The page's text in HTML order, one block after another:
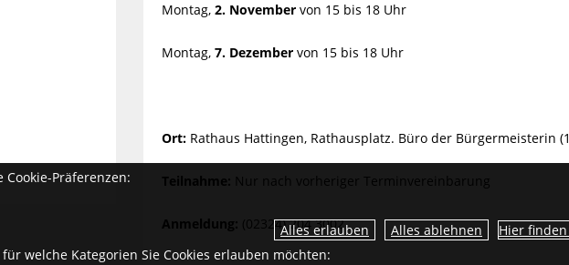
Montag, 2. Novembervon 15 bis 18 Uhr
Montag, 7. Dezembervon 15 bis 18 Uhr
Ort:Rathaus Hattingen, Rathausplatz. Büro der Bürgermeisterin
Teilnahme: Nur nach vorheriger Terminvereinbarung
Anmeldung: (02324) 204 3002
Präferenzen:
Hier
welche Kategorien Sie Cookies erlauben möchten: